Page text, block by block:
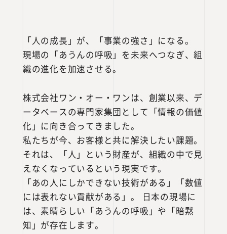
「人の成長」が、「事業の強さ」になる。
現場の「あうんの呼吸」を未来へつなぎ、組
織の進化を加速させる。
株式会社ワン・オー・ワンは、創業以来、デ
ータベースの専門家集団として「情報の価値
化」に向き合ってきました。
私たちが今、お客様と共に解決したい課題。
それは、「人」という財産が、組織の中で見
えなくなっているという現実です。
「あの人にしかできない技術がある」「数値
には表れない貢献がある」。 日本の現場に
は、素晴らしい「あうんの呼吸」や「暗黙
知」が存在します。